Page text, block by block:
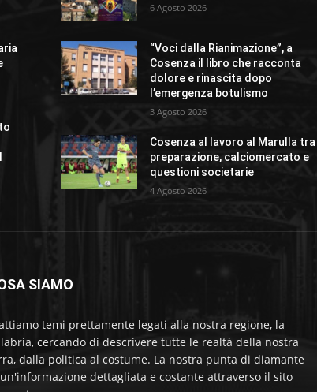
6 Agosto 2026
“Voci dalla Rianimazione”, a
Cosenza il libro che racconta
dolore e rinascita dopo
l’emergenza botulismo
3 Agosto 2026
Cosenza al lavoro al Marulla tra
preparazione, calciomercato e
questioni societarie
4 Agosto 2026
SIAMO
temi prettamente legati alla nostra regione, la
cercando di descrivere tutte le realtà della nostra
dalla politica al costume. La nostra punta di diamante
dettagliata e costante attraverso il sito